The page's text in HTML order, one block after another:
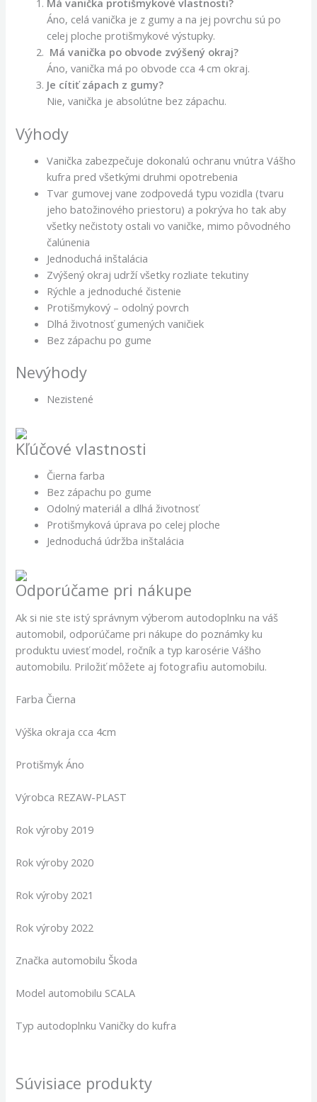
Áno, celá vanička je z gumy a na jej povrchu sú po
celej ploche protišmykové výstupky.
Má vanička po obvode zvýšený okraj?
Áno, vanička má po obvode cca 4 cm okraj.
Je cítiť zápach z gumy?
Nie, vanička je absolútne bez zápachu.
Výhody
Vanička zabezpečuje dokonalú ochranu vnútra Vášho
kufra pred všetkými druhmi opotrebenia
Tvar gumovej vane zodpovedá typu vozidla (tvaru
jeho batožinového priestoru) a pokrýva ho tak aby
všetky nečistoty ostali vo vaničke, mimo pôvodného
čalúnenia
Jednoduchá inštalácia
Zvýšený okraj udrží všetky rozliate tekutiny
Rýchle a jednoduché čistenie
Protišmykový – odolný povrch
Dlhá životnosť gumených vaničiek
Bez zápachu po gume
Nevýhody
Nezistené
Kľúčové vlastnosti
Čierna farba
Bez zápachu po gume
Odolný materiál a dlhá životnosť
Protišmyková úprava po celej ploche
Jednoduchá údržba inštalácia
Odporúčame pri nákupe
Ak si nie ste istý správnym výberom autodoplnku na váš
automobil, odporúčame pri nákupe do poznámky ku
produktu uviesť model, ročník a typ karosérie Vášho
automobilu. Priložiť môžete aj fotografiu automobilu.
Farba Čierna
Výška okraja cca 4cm
Protišmyk Áno
Výrobca REZAW-PLAST
Rok výroby 2019
Rok výroby 2020
Rok výroby 2021
Rok výroby 2022
Značka automobilu Škoda
Model automobilu SCALA
Typ autodoplnku Vaničky do kufra
Súvisiace produkty